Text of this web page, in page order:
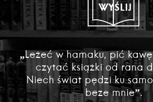
WYŚLIJ
„Leżeć w hamaku, pić
czytać książki od rana
Niech świat pędzi ku
beze mnie”.